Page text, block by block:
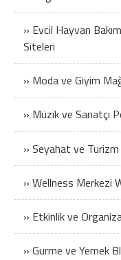
» Evcil Hayvan
Siteleri
» Moda ve Giyim
» Müzik ve Sanatçı
» Seyahat ve
» Wellness Merkezi
» Etkinlik ve
» Gurme ve Yemek